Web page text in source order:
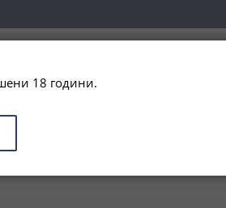
СПЕЦИАЛНИ ПРЕДЛОЖЕНИЯ
18 години.